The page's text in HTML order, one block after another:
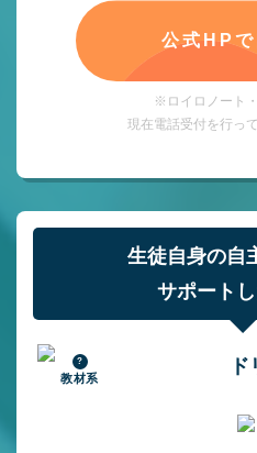
公式HPで
※ロイロノート
現在電話受付を行っ
生徒自身の自
サポート
教材系